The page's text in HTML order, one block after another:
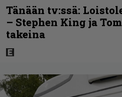
Tänään tv:ssä:
– Stephen King ja
takeina